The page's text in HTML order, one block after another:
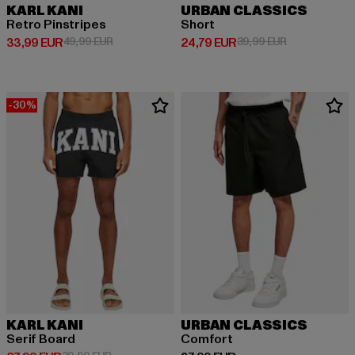
KARL KANI
Retro Pinstripes
33,99 EUR
Derzeitiger Preis: 33,99 EUR
49,99 EURAktionspreis: 49,99 EUR
URBAN CLASSICS
Short
24,79 EUR
Derzeitiger Preis: 24,79 EUR
39,99 EURAktionspreis:
-30%
KARL KANI
Serif Board
URBAN CLASSICS
Comfort